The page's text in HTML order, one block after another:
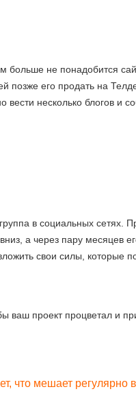
больше не понадобится
позже его продать на
несколько блогов
в социальных сетях.
а через пару
свои силы, которые
ваш проект процветал и
что мешает регулярно